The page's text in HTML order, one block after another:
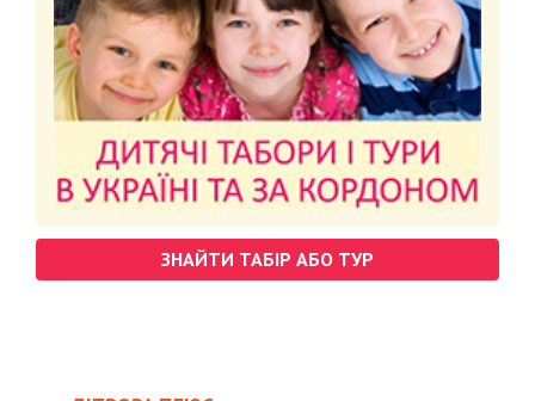
ЗНАЙТИ ТАБІР АБО ТУР